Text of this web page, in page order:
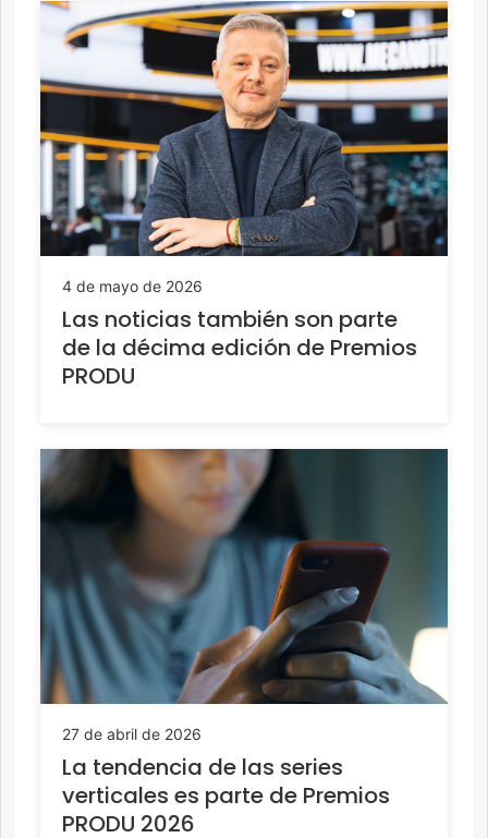
4 de mayo de 2026
Las noticias también son parte
de la décima edición de Premios
PRODU
27 de abril de 2026
La tendencia de las series
verticales es parte de Premios
PRODU 2026